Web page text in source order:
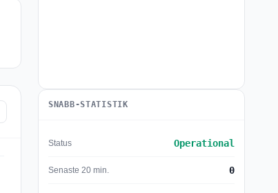
SNABB-STATISTIK
Status Operational
Senaste 20 min. 0